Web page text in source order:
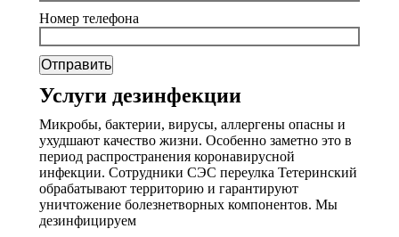
Номер телефона
Услуги дезинфекции
Микробы, бактерии, вирусы, аллергены опасны и
ухудшают качество жизни. Особенно заметно это в
период распространения коронавирусной
инфекции. Сотрудники СЭС переулка Тетеринский
обрабатывают территорию и гарантируют
уничтожение болезнетворных компонентов. Мы
дезинфицируем